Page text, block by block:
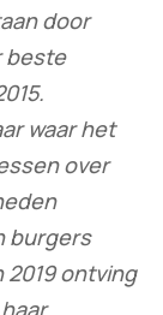
door
beste
waar het
over
burgers
ontving